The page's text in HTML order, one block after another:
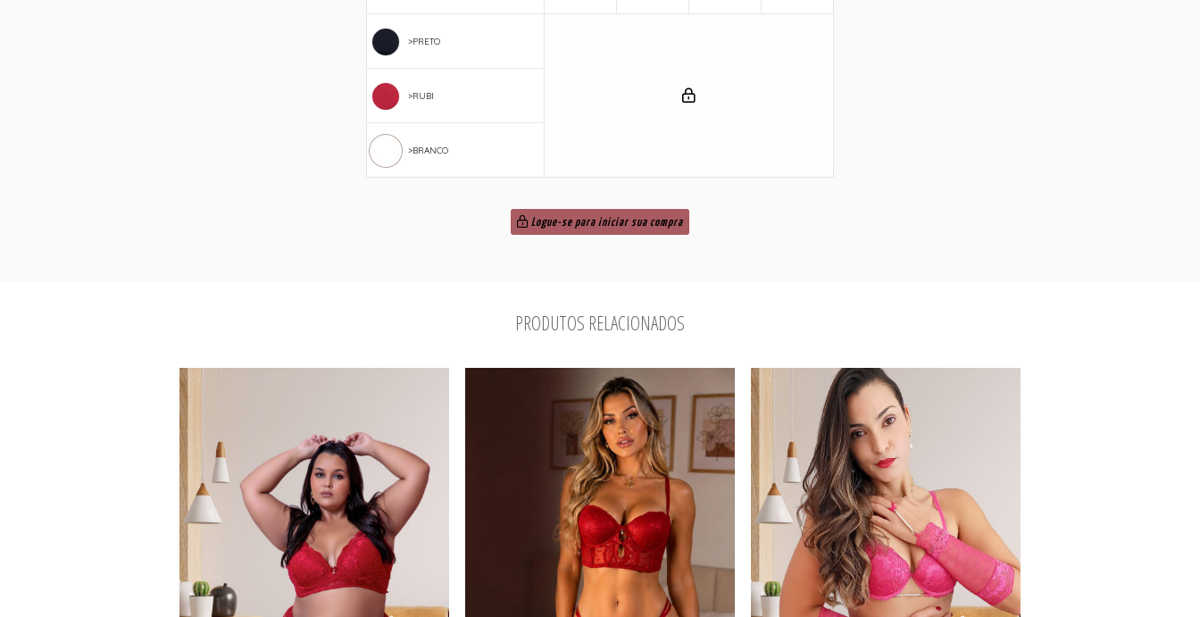
>PRETO
>RUBI
>BRANCO
Logue-se para iniciar sua compra
PRODUTOS RELACIONADOS